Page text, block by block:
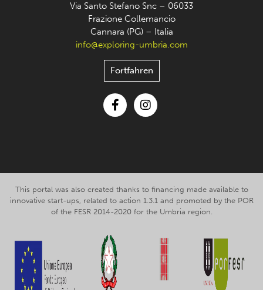
Via Santo Stefano Snc – 06033
Frazione Collemancio
Cannara (PG) – Italia
info@exploring-umbria.com
Fortfahren
This portal was also created thanks to financing made available to
innovative start-ups, related to action 1.3.1 and promoted by the POR
of the FESR 2014-2020 for the Umbria region.